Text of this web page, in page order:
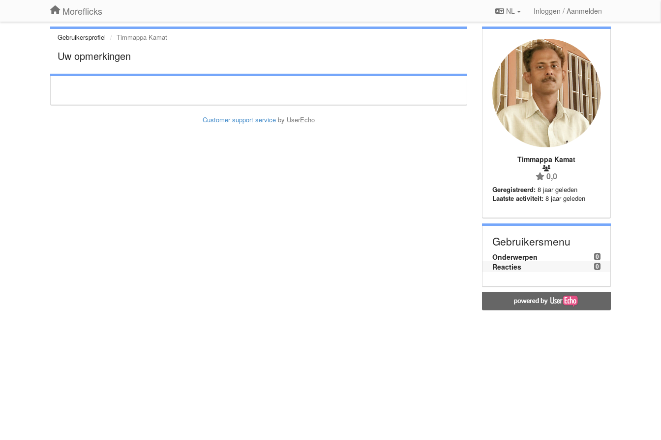
Moreflicks NL Inloggen / Aanmelden
Gebruikersprofiel Timmappa Kamat
Uw opmerkingen
Customer support serviceby UserEcho
Timmappa Kamat
0,0
Geregistreerd: 8 jaar geleden
Laatste activiteit: 8 jaar geleden
Gebruikersmenu
0
Onderwerpen
0
Reacties